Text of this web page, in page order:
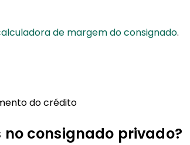
de margem do consignado.
do crédito
consignado privado?